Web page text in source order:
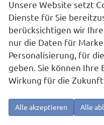
Skoda Fabia
sofort lieferbar Fahrzeug mit
Fahrzeugnr.25163
KraftstoffBenzin
Unsere Website setzt
Dienste für Sie
berücksichtigen wir
nur die Daten für
Personalisierung, für
geben. Sie können
Wirkung für die
Alle akzeptieren Alle